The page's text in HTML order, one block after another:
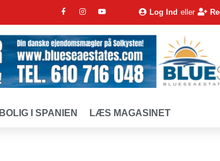
Log Ind eller
BOLIG I SPANIEN LÆS MAGASINET